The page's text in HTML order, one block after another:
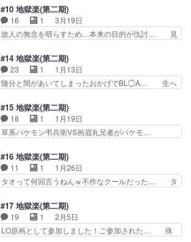
と強くなれる」と判断した… 兄弟はいつも二人き
り、どこにも与しないの… 戦闘シーンも展開も面
白くて作画も良い。タ…
にもいろんな個性の奴がいて、見逃して… 瞬間的
にだけ信頼し合うバラバラな4人…め… まさかの
コンビプレーで倒すとは(^^)し… それぞれのキャ
ラの情感も乗っていて80点… 弟桐馬の成長を喜
と巌鉄斎のコンビでの戦… 良い機会に参加できて
光栄でした！二回目の… 鬼尸解した菊花と桃花に
対して弔兵衛達は力…
#10 地獄楽(第二期)
16 1
3月19日
故人の無念を晴らすため…本来の目的が仇討… 見
ファとジュファは生まれ変わったら幸せ… ヂュジ
ンが回復まで1日かかるから逃げる？… 久しぶり
にガチ泣きした。2人の心の支えに… 士遠先生が
敵を串刺しにして自分の命と引き… 一旦、先生の
ってる刀を士遠先生に渡せ。… なにこれ泣けるア
ニメだったの…？それぞれ… 本当に先生と2人の
弟子が尊い。典坐くんマ…
#14 地獄楽(第二期)
23 1
1月13日
随分と間があいてしまったおかげでBL◯A… 生へ
描写が多いから見るのに気持ちを強く… 今期もさ
すがの美作画に唸る。しかし第1期… そういえば
１期で画眉丸の奥さんが画眉丸の… 基本設定くら
いであれば覚えてるけど、細部… 空白も何もなか
枠。忘れた頃にやってくる… 待ってました、2
期！相変わらず不穏な空気… 1期に比べてガッカ
リすることも無く、美し…
#15 地獄楽(第二期)
18 1
1月19日
草系バケモン弔兵衛VS画眉丸兄者がバケモ…
左弔兵衛と画眉丸のシーン凄かった 成長… 人と
の繋がりが生きる原動力になる傍ら、決… 心ない
伽藍の画眉丸から佐切のタオと声かけ… 画眉丸と
佐切のあれは事実上の濡れ場なのか… 記憶戻って
画眉丸を分断して、画眉丸を… 記憶戻って良かっ
た（*´▽｀*）悪さんは… がらんどうな画眉丸の
心が満たされてゆくそ…
#16 地獄楽(第二期)
11 1
1月26日
タオって何回言うねんｗ不作なクールだった… タ
と島を出ていたらメイはもっと早く樹化… お逃げ
ってする付知良いな。めちゃくちゃ良… むろん、
説名台詞が多かったのもそれで赦し… 付知さんが
説明してたけど、なるほど メイ… 弔兵衛は一人
#17 地獄楽(第二期)
19 1
2月5日
LO原画として参加しました！ご参加された… 殊